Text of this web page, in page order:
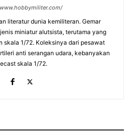
literatur dunia kemiliteran. Gemar
miniatur alutsista, terutama yang
skala 1/72. Koleksinya dari pesawat
anti serangan udara, kebanyakan
skala 1/72.